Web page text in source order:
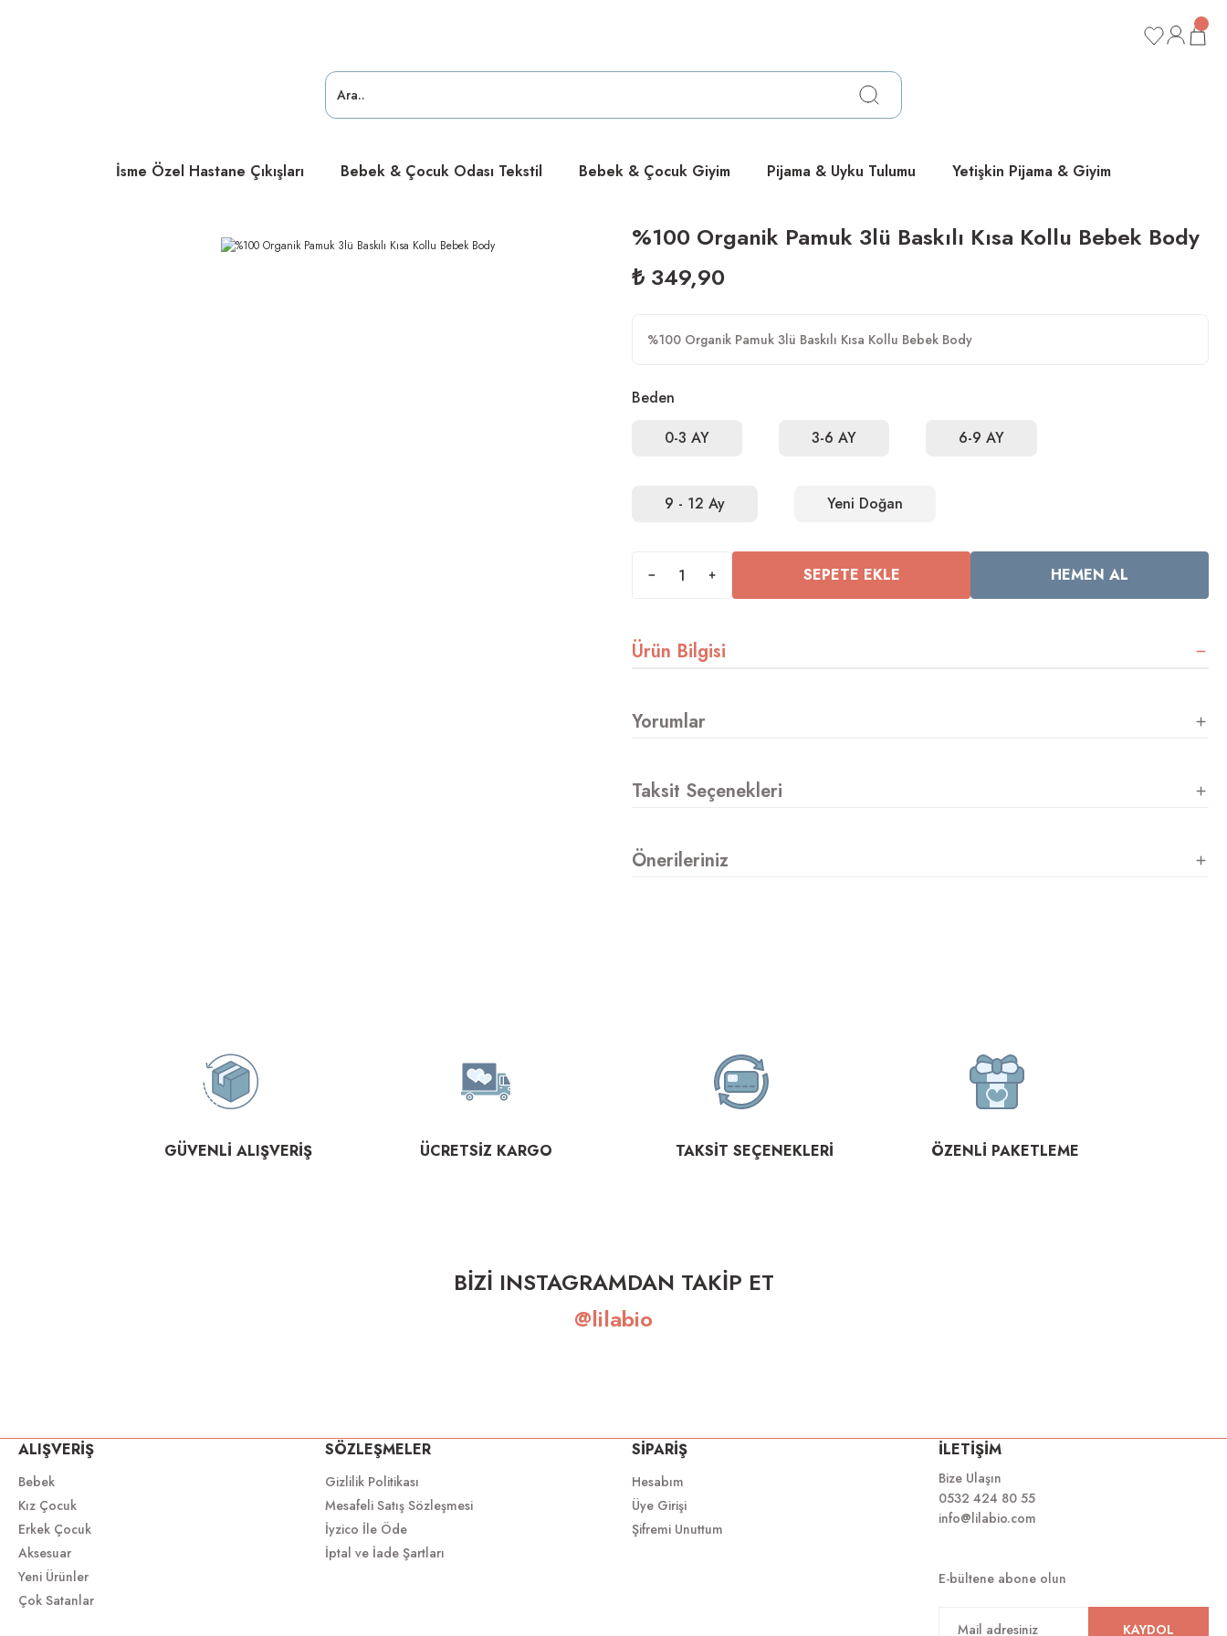
ücretsiz
İsme Özel Hastane Çıkışları Bebek & Çocuk Odası Tekstil Bebek & Çocuk Giyim Pijama & Uyku Tulumu Yetişkin Pijama & Giyim
%100 Organik Pamuk 3lü Baskılı Kısa Kollu Bebek Body
₺ 349,90
%100 Organik Pamuk 3lü Baskılı Kısa Kollu Bebek Body
Beden
0-3 AY
3-6 AY 6-9 AY
9 - 12 Ay Yeni Doğan
SEPETE EKLE HEMEN AL
Ürün Bilgisi
Yorumlar
Taksit Seçenekleri
Önerileriniz
GÜVENLİ ALIŞVERİŞ ÜCRETSİZ KARGO TAKSİT SEÇENEKLERİ ÖZENLİ PAKETLEME
BİZİ INSTAGRAMDAN TAKİP ET
@lilabio
ALIŞVERİŞ
Bebek
Kız Çocuk
Erkek Çocuk
Aksesuar
Yeni Ürünler
Çok Satanlar
SÖZLEŞMELER
Gizlilik Politikası
Mesafeli Satış Sözleşmesi
İyzico İle Öde
İptal ve İade Şartları
SİPARİŞ
Hesabım
Üye Girişi
Şifremi Unuttum
İLETİŞİM
Bize Ulaşın
0532 424 80 55
info@lilabio.com
E-bültene abone olun
KAYDOL